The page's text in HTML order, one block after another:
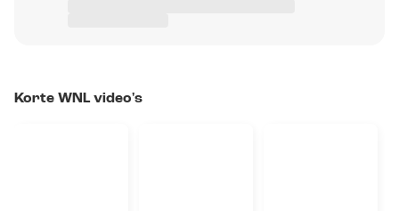
Korte WNL video's